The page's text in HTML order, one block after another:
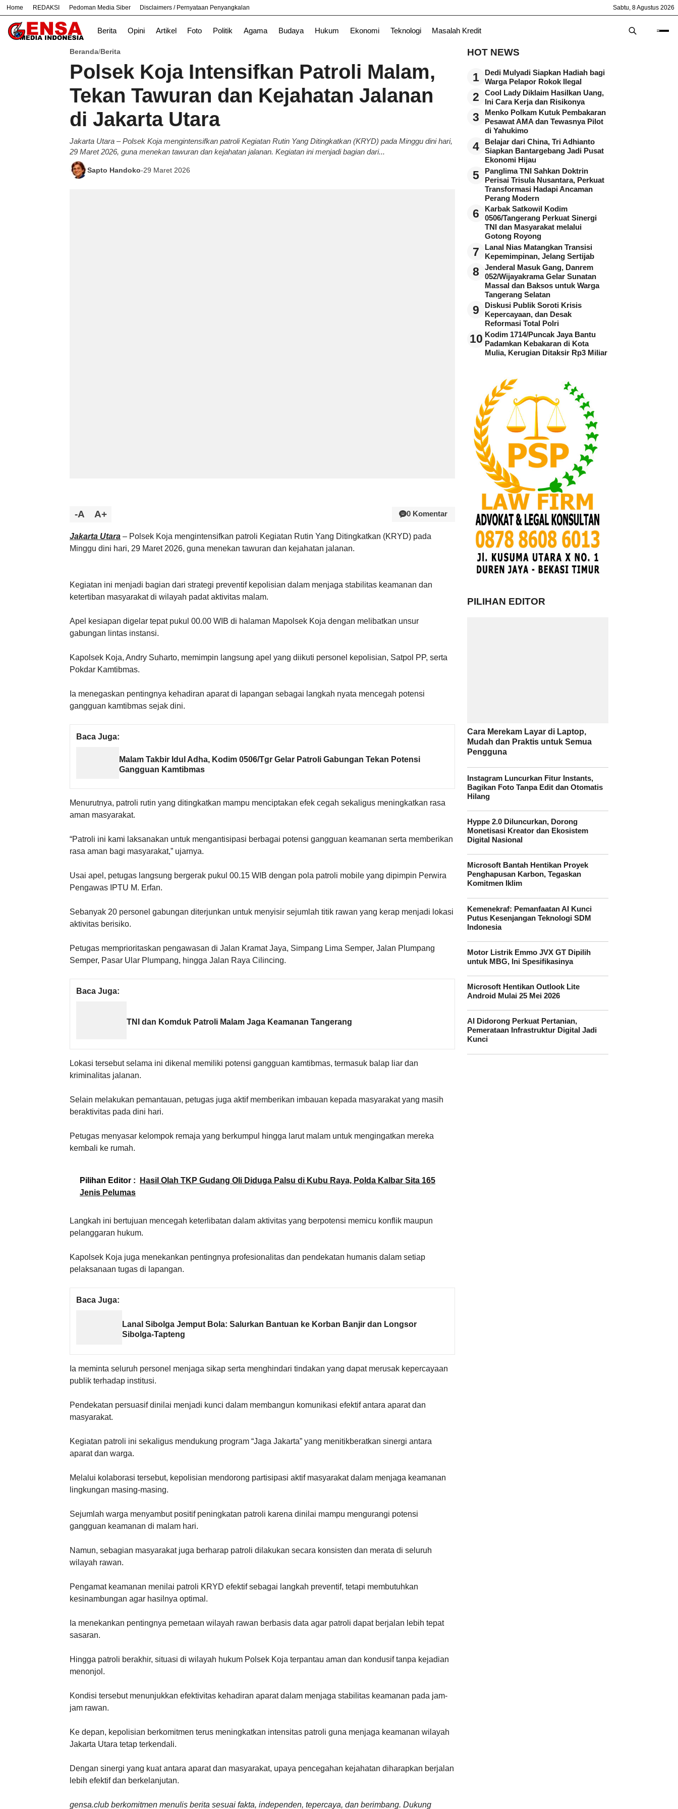
Home REDAKSI Pedoman Media Siber Disclaimers / Pernyataan Penyangkalan Sabtu, 8 Agustus 2026
Berita Opini Artikel Foto Politik Agama Budaya Hukum Ekonomi Teknologi Masalah Kredit
# Bandung Bekasi Hukum Nasional News Purwakarta TNI
Beranda/Berita
Polsek Koja Intensifkan Patroli Malam,
Tekan Tawuran dan Kejahatan Jalanan
di Jakarta Utara
Jakarta Utara – Polsek Koja mengintensifkan patroli Kegiatan Rutin Yang Ditingkatkan (KRYD) pada Minggu dini hari,
29 Maret 2026, guna menekan tawuran dan kejahatan jalanan. Kegiatan ini menjadi bagian dari...
Sapto Handoko-29 Maret 2026
-A A+ 0 Komentar
Jakarta Utara – Polsek Koja mengintensifkan patroli Kegiatan Rutin Yang Ditingkatkan (KRYD) pada
Minggu dini hari, 29 Maret 2026, guna menekan tawuran dan kejahatan jalanan.
Kegiatan ini menjadi bagian dari strategi preventif kepolisian dalam menjaga stabilitas keamanan dan
ketertiban masyarakat di wilayah padat aktivitas malam.
Apel kesiapan digelar tepat pukul 00.00 WIB di halaman Mapolsek Koja dengan melibatkan unsur
gabungan lintas instansi.
Kapolsek Koja, Andry Suharto, memimpin langsung apel yang diikuti personel kepolisian, Satpol PP, serta
Pokdar Kamtibmas.
Ia menegaskan pentingnya kehadiran aparat di lapangan sebagai langkah nyata mencegah potensi
gangguan kamtibmas sejak dini.
Baca Juga:
Malam Takbir Idul Adha, Kodim 0506/Tgr Gelar Patroli Gabungan Tekan Potensi
Gangguan Kamtibmas
Menurutnya, patroli rutin yang ditingkatkan mampu menciptakan efek cegah sekaligus meningkatkan rasa
aman masyarakat.
“Patroli ini kami laksanakan untuk mengantisipasi berbagai potensi gangguan keamanan serta memberikan
rasa aman bagi masyarakat,” ujarnya.
Usai apel, petugas langsung bergerak pukul 00.15 WIB dengan pola patroli mobile yang dipimpin Perwira
Pengawas IPTU M. Erfan.
Sebanyak 20 personel gabungan diterjunkan untuk menyisir sejumlah titik rawan yang kerap menjadi lokasi
aktivitas berisiko.
Petugas memprioritaskan pengawasan di Jalan Kramat Jaya, Simpang Lima Semper, Jalan Plumpang
Semper, Pasar Ular Plumpang, hingga Jalan Raya Cilincing.
Baca Juga:
TNI dan Komduk Patroli Malam Jaga Keamanan Tangerang
Lokasi tersebut selama ini dikenal memiliki potensi gangguan kamtibmas, termasuk balap liar dan
kriminalitas jalanan.
Selain melakukan pemantauan, petugas juga aktif memberikan imbauan kepada masyarakat yang masih
beraktivitas pada dini hari.
Petugas menyasar kelompok remaja yang berkumpul hingga larut malam untuk mengingatkan mereka
kembali ke rumah.
Pilihan Editor :
Hasil Olah TKP Gudang Oli Diduga Palsu di Kubu Raya, Polda Kalbar Sita 165
Jenis Pelumas
Langkah ini bertujuan mencegah keterlibatan dalam aktivitas yang berpotensi memicu konflik maupun
pelanggaran hukum.
Kapolsek Koja juga menekankan pentingnya profesionalitas dan pendekatan humanis dalam setiap
pelaksanaan tugas di lapangan.
Baca Juga:
Lanal Sibolga Jemput Bola: Salurkan Bantuan ke Korban Banjir dan Longsor
Sibolga-Tapteng
Ia meminta seluruh personel menjaga sikap serta menghindari tindakan yang dapat merusak kepercayaan
publik terhadap institusi.
Pendekatan persuasif dinilai menjadi kunci dalam membangun komunikasi efektif antara aparat dan
masyarakat.
Kegiatan patroli ini sekaligus mendukung program “Jaga Jakarta” yang menitikberatkan sinergi antara
aparat dan warga.
Melalui kolaborasi tersebut, kepolisian mendorong partisipasi aktif masyarakat dalam menjaga keamanan
lingkungan masing-masing.
Sejumlah warga menyambut positif peningkatan patroli karena dinilai mampu mengurangi potensi
gangguan keamanan di malam hari.
Namun, sebagian masyarakat juga berharap patroli dilakukan secara konsisten dan merata di seluruh
wilayah rawan.
Pengamat keamanan menilai patroli KRYD efektif sebagai langkah preventif, tetapi membutuhkan
kesinambungan agar hasilnya optimal.
Ia menekankan pentingnya pemetaan wilayah rawan berbasis data agar patroli dapat berjalan lebih tepat
sasaran.
Hingga patroli berakhir, situasi di wilayah hukum Polsek Koja terpantau aman dan kondusif tanpa kejadian
menonjol.
Kondisi tersebut menunjukkan efektivitas kehadiran aparat dalam menjaga stabilitas keamanan pada jam-
jam rawan.
Ke depan, kepolisian berkomitmen terus meningkatkan intensitas patroli guna menjaga keamanan wilayah
Jakarta Utara tetap terkendali.
Dengan sinergi yang kuat antara aparat dan masyarakat, upaya pencegahan kejahatan diharapkan berjalan
lebih efektif dan berkelanjutan.
gensa.club berkomitmen menulis berita sesuai fakta, independen, tepercaya, dan berimbang. Dukung
HOT NEWS
1
Dedi Mulyadi Siapkan Hadiah bagi
Warga Pelapor Rokok Ilegal
2
Cool Lady Diklaim Hasilkan Uang,
Ini Cara Kerja dan Risikonya
3
Menko Polkam Kutuk Pembakaran
Pesawat AMA dan Tewasnya Pilot
di Yahukimo
4
Belajar dari China, Tri Adhianto
Siapkan Bantargebang Jadi Pusat
Ekonomi Hijau
5
Panglima TNI Sahkan Doktrin
Perisai Trisula Nusantara, Perkuat
Transformasi Hadapi Ancaman
Perang Modern
6
Karbak Satkowil Kodim
0506/Tangerang Perkuat Sinergi
TNI dan Masyarakat melalui
Gotong Royong
7
Lanal Nias Matangkan Transisi
Kepemimpinan, Jelang Sertijab
8
Jenderal Masuk Gang, Danrem
052/Wijayakrama Gelar Sunatan
Massal dan Baksos untuk Warga
Tangerang Selatan
9
Diskusi Publik Soroti Krisis
Kepercayaan, dan Desak
Reformasi Total Polri
10 Kodim 1714/Puncak Jaya Bantu
Padamkan Kebakaran di Kota
Mulia, Kerugian Ditaksir Rp3 Miliar
PILIHAN EDITOR
Cara Merekam Layar di Laptop,
Mudah dan Praktis untuk Semua
Pengguna
Instagram Luncurkan Fitur Instants,
Bagikan Foto Tanpa Edit dan Otomatis
Hilang
Hyppe 2.0 Diluncurkan, Dorong
Monetisasi Kreator dan Ekosistem
Digital Nasional
Microsoft Bantah Hentikan Proyek
Penghapusan Karbon, Tegaskan
Komitmen Iklim
Kemenekraf: Pemanfaatan AI Kunci
Putus Kesenjangan Teknologi SDM
Indonesia
Motor Listrik Emmo JVX GT Dipilih
untuk MBG, Ini Spesifikasinya
Microsoft Hentikan Outlook Lite
Android Mulai 25 Mei 2026
AI Didorong Perkuat Pertanian,
Pemerataan Infrastruktur Digital Jadi
Kunci